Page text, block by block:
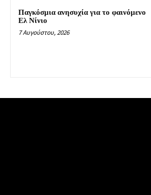
Παγκόσμια ανησυχία για το φαινόμενο
Ελ Νίνιο
7 Αυγούστου, 2026